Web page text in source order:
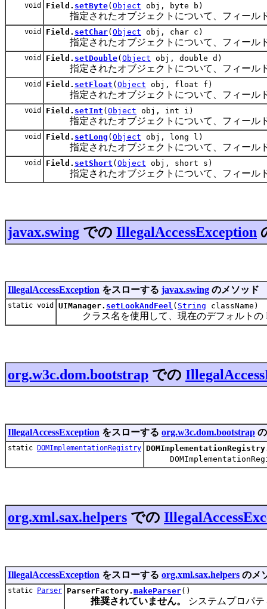
void Field. setByte( Object obj, byte b)
指定されたオブジェクトについて、フィール
void Field. setChar( Object obj, char c)
指定されたオブジェクトについて、フィール
void Field. setDouble( Object obj, double d)
指定されたオブジェクトについて、フィール
void Field. setFloat ( Object obj, float f)
指定されたオブジェクトについて、フィール
void Field. setInt ( Object obj, int i)
指定されたオブジェクトについて、フィール
void Field. setLong ( Object obj, long l)
指定されたオブジェクトについて、フィール
void Field. setShort ( Object obj, short s)
指定されたオブジェクトについて、フィール
javax.swing での IllegalAccessException
IllegalAccessException をスローする javax.swing のメソッド
static void UIManager. setLookAndFeel ( String className)
クラス名を使用して、現在のデフォルトの
org.w3c.dom.bootstrap での
IllegalAccessException をスローする org.w3c.dom.bootstrap
static DOMImplementationRegistry
org.xml.sax.helpers での
IllegalAccessException をスローする org.xml.sax.helpers のメ
static Parser ParserFactory. makeParser()
推奨されていません。 システムプロパテ